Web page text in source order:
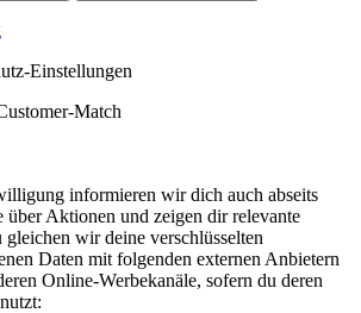
Einstellungen
Match
informieren wir dich auch abseits
über Aktionen und zeigen dir relevante
wir deine verschlüsselten
Daten mit folgenden externen Anbietern
Online-Werbekanäle, sofern du deren